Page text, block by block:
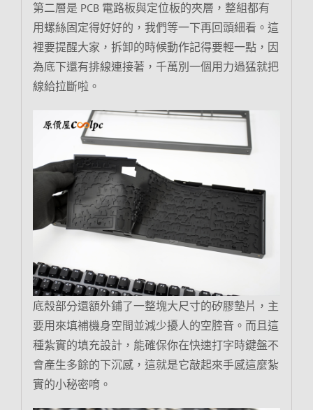
第二層是 PCB 電路板與定位板的夾層，整組都有
用螺絲固定得好好的，我們等一下再回頭細看。這
裡要提醒大家，拆卸的時候動作記得要輕一點，因
為底下還有排線連接著，千萬別一個用力過猛就把
線給拉斷啦。
底殼部分還額外鋪了一整塊大尺寸的矽膠墊片，主
要用來填補機身空間並減少擾人的空腔音。而且這
種紮實的填充設計，能確保你在快速打字時鍵盤不
會產生多餘的下沉感，這就是它敲起來手感這麼紮
實的小秘密唷。